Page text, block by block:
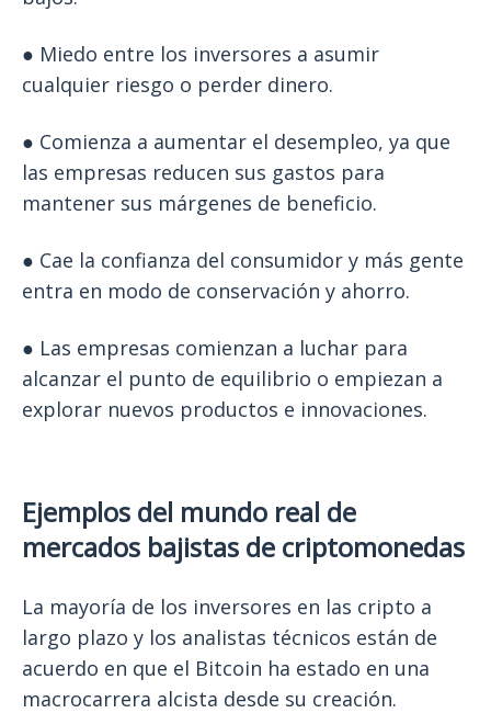
● Miedo entre los inversores a asumir
cualquier riesgo o perder dinero.
● Comienza a aumentar el desempleo, ya que
las empresas reducen sus gastos para
mantener sus márgenes de beneficio.
● Cae la confianza del consumidor y más gente
entra en modo de conservación y ahorro.
● Las empresas comienzan a luchar para
alcanzar el punto de equilibrio o empiezan a
explorar nuevos productos e innovaciones.
Ejemplos del mundo real de
mercados bajistas de criptomonedas
La mayoría de los inversores en las cripto a
largo plazo y los analistas técnicos están de
acuerdo en que el Bitcoin ha estado en una
macrocarrera alcista desde su creación.